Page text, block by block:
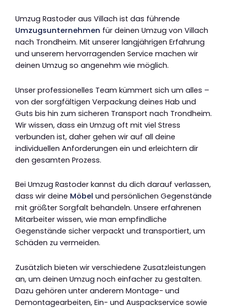
Umzug Rastoder aus Villach ist das führende
Umzugsunternehmen für deinen Umzug von Villach
nach Trondheim. Mit unserer langjährigen Erfahrung
und unserem hervorragenden Service machen wir
deinen Umzug so angenehm wie möglich.
Unser professionelles Team kümmert sich um alles –
von der sorgfältigen Verpackung deines Hab und
Guts bis hin zum sicheren Transport nach Trondheim.
Wir wissen, dass ein Umzug oft mit viel Stress
verbunden ist, daher gehen wir auf all deine
individuellen Anforderungen ein und erleichtern dir
den gesamten Prozess.
Bei Umzug Rastoder kannst du dich darauf verlassen,
dass wir deine Möbel und persönlichen Gegenstände
mit größter Sorgfalt behandeln. Unsere erfahrenen
Mitarbeiter wissen, wie man empfindliche
Gegenstände sicher verpackt und transportiert, um
Schäden zu vermeiden.
Zusätzlich bieten wir verschiedene Zusatzleistungen
an, um deinen Umzug noch einfacher zu gestalten.
Dazu gehören unter anderem Montage- und
Demontagearbeiten, Ein- und Auspackservice sowie